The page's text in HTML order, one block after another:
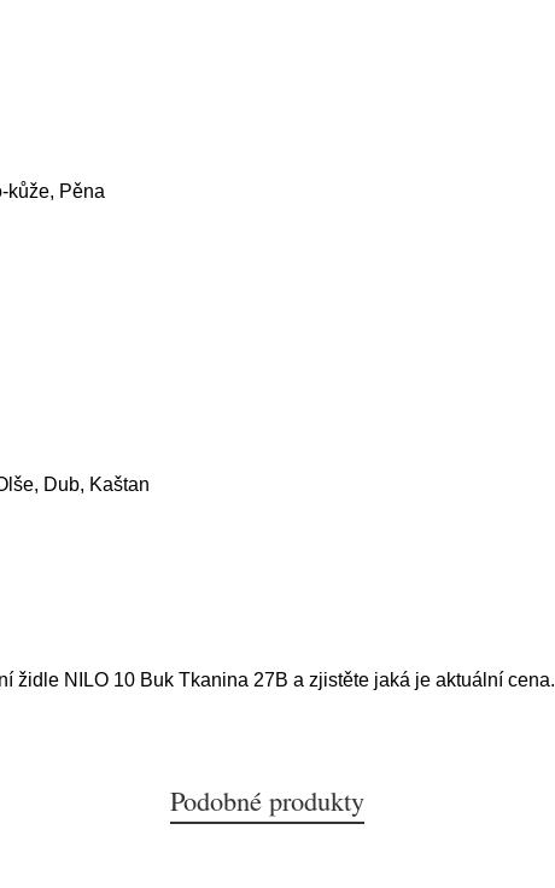
kůže, Pěna
Dub, Kaštan
židle NILO 10 Buk Tkanina 27B a zjistěte jaká je aktuální cena.
Podobné produkty